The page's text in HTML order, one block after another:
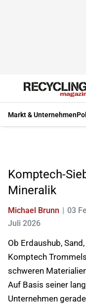
Markt & Unternehmen
Komptech-
Mineralik
Michael Brunn 03
Juli 2026
Ob Erdaushub,
Komptech
schweren
Auf Basis seiner
Unternehmen